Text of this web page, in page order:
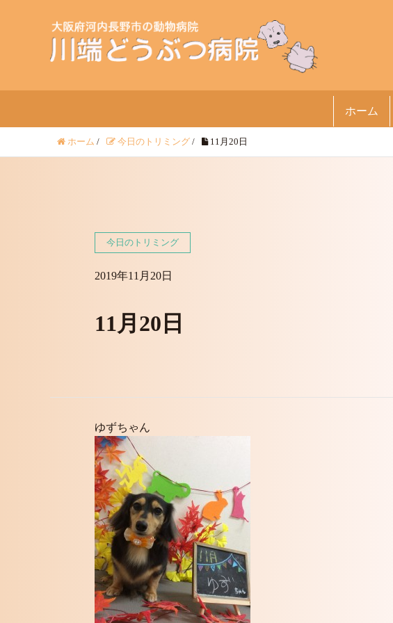
ホーム
ホーム / 今日のトリミング / 11月20日
今日のトリミング
2019年11月20日
11月20日
ゆずちゃん